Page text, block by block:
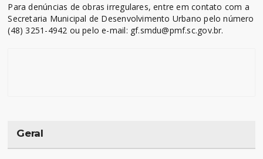
Para denúncias de obras irregulares, entre em contato com a
Secretaria Municipal de Desenvolvimento Urbano pelo número
(48) 3251-4942 ou pelo e-mail: gf.smdu@pmf.sc.gov.br.
Geral